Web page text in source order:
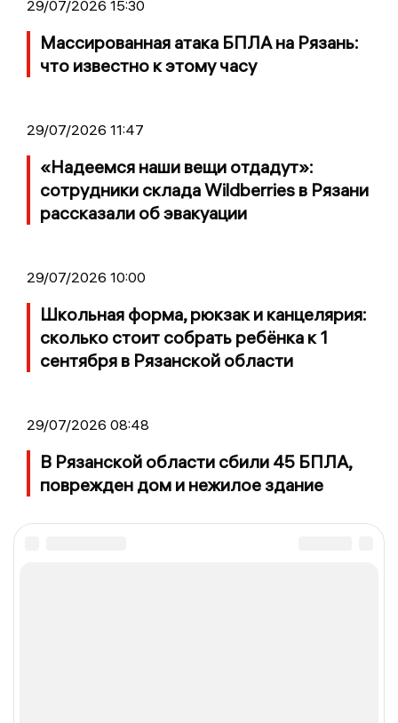
29/07/2026 15:30
Массированная атака БПЛА на Рязань:
что известно к этому часу
29/07/2026 11:47
«Надеемся наши вещи отдадут»:
сотрудники склада Wildberries в Рязани
рассказали об эвакуации
29/07/2026 10:00
Школьная форма, рюкзак и канцелярия:
сколько стоит собрать ребёнка к 1
сентября в Рязанской области
29/07/2026 08:48
В Рязанской области сбили 45 БПЛА,
поврежден дом и нежилое здание